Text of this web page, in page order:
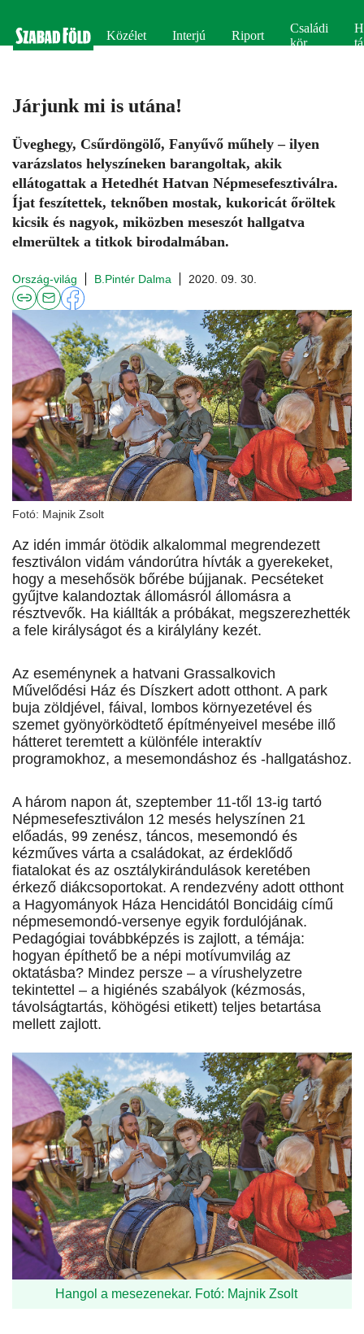
Közélet Interjú Riport
Családi
kör
Járjunk mi is utána!
Üveghegy, Csűrdöngölő, Fanyűvő műhely – ilyen
varázslatos helyszíneken barangoltak, akik
ellátogattak a Hetedhét Hatvan Népmesefesztiválra.
Íjat feszítettek, teknőben mostak, kukoricát őröltek
kicsik és nagyok, miközben meseszót hallgatva
elmerültek a titkok birodalmában.
Ország-világ B.Pintér Dalma 2020. 09. 30.
Fotó: Majnik Zsolt
Az idén immár ötödik alkalommal megrendezett
fesztiválon vidám vándorútra hívták a gyerekeket,
hogy a mesehősök bőrébe bújjanak. Pecséteket
gyűjtve kalandoztak állomásról állomásra a
résztvevők. Ha kiállták a próbákat, megszerezhették
a fele királyságot és a királylány kezét.
Az eseménynek a hatvani Grassalkovich
Művelődési Ház és Díszkert adott otthont. A park
buja zöldjével, fáival, lombos környezetével és
szemet gyönyörködtető építményeivel mesébe illő
hátteret teremtett a különféle interaktív
programokhoz, a mesemondáshoz és -hallgatáshoz.
A három napon át, szeptember 11-től 13-ig tartó
Népmesefesztiválon 12 mesés helyszínen 21
előadás, 99 zenész, táncos, mesemondó és
kézműves várta a családokat, az érdeklődő
fiatalokat és az osztálykirándulások keretében
érkező diákcsoportokat. A rendezvény adott otthont
a Hagyományok Háza Hencidától Boncidáig című
népmesemondó-versenye egyik fordulójának.
Pedagógiai továbbképzés is zajlott, a témája:
hogyan építhető be a népi motívumvilág az
oktatásba? Mindez persze – a vírushelyzetre
tekintettel – a higiénés szabályok (kézmosás,
távolságtartás, köhögési etikett) teljes betartása
mellett zajlott.
Hangol a mesezenekar. Fotó: Majnik Zsolt